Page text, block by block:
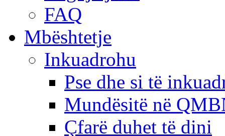
FAQ
Mbështetje
Inkuadrohu
Pse dhe si të
Mundësitë në
Çfarë duhet të dini